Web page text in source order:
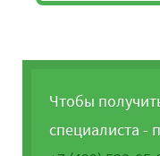
Чтобы
специалиста -